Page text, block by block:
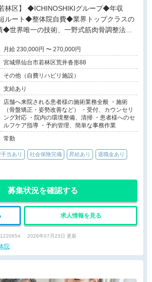
グループ◆年収
ルート◆整体院自費◆業界トップクラスの
◆世界唯一の技術、一野式筋肉骨調整法◆
り◆独立開業支援あり◆海外展開も視野に
プロフェッショナルを目指せる環境です。
月給 230,000円 〜 270,000円
宮城県仙台市若林区荒井沓形88
その他（自費リハビリ施設）
支給あり
店舗へ来院される患者様の施術業務全般 ・施術
（骨盤矯正・姿勢改善など） ・受付、カウンセリ
ング対応 ・院内の環境整備、清掃 ・患者様へのセ
ルフケア指導 ・予約管理、簡単な事務作業
常勤
当あり 社会保険完備 昇給あり 退職金あり
募集状況を確認する
求人情報を見る
2026年07月23日 更新
院